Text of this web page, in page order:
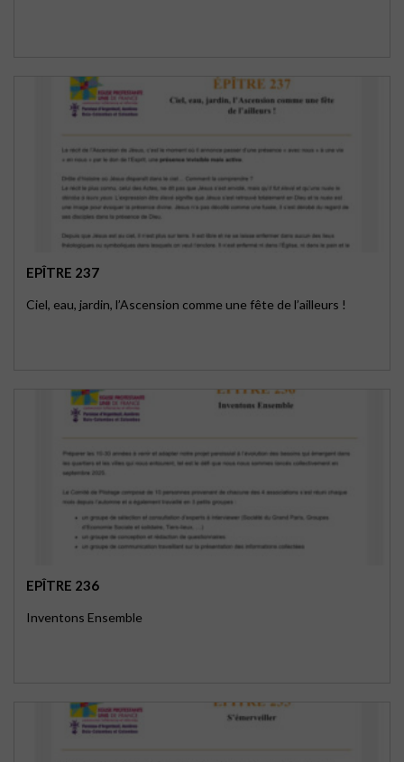
EPÎTRE 237
Ciel, eau, jardin, l’Ascension comme une fête de l’ailleurs !
EPÎTRE 236
Inventons Ensemble